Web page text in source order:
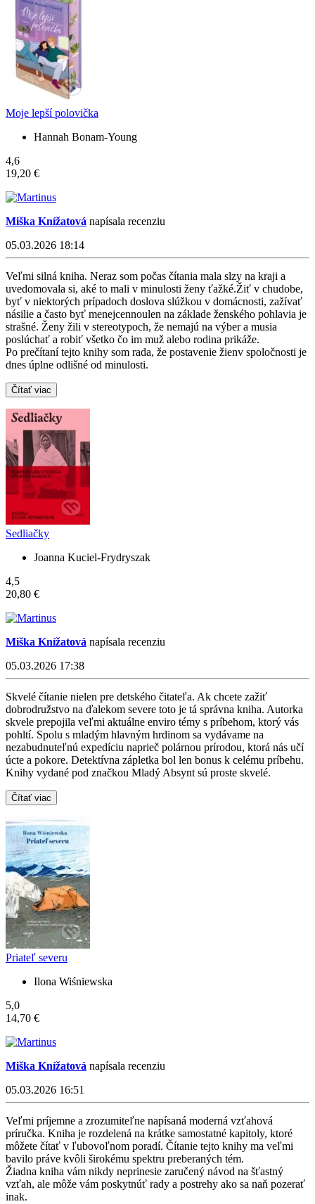
Moje lepší polovička
Hannah Bonam-Young
4,6
19,20 €
Miška Knížatová napísala recenziu
05.03.2026 18:14
Veľmi silná kniha. Neraz som počas čítania mala slzy na kraji a
uvedomovala si, aké to mali v minulosti ženy ťažké.Žiť v chudobe,
byť v niektorých prípadoch doslova slúžkou v domácnosti, zažívať
násilie a často byť menejcennoulen na základe ženského pohlavia je
strašné. Ženy žili v stereotypoch, že nemajú na výber a musia
poslúchať a robiť všetko čo im muž alebo rodina prikáže.
Po prečítaní tejto knihy som rada, že postavenie žienv spoločnosti je
dnes úplne odlišné od minulosti.
Čítať viac
Sedliačky
Joanna Kuciel-Frydryszak
4,5
20,80 €
Miška Knížatová napísala recenziu
05.03.2026 17:38
Skvelé čítanie nielen pre detského čitateľa. Ak chcete zažiť
dobrodružstvo na ďalekom severe toto je tá správna kniha. Autorka
skvele prepojila veľmi aktuálne enviro témy s príbehom, ktorý vás
pohltí. Spolu s mladým hlavným hrdinom sa vydávame na
nezabudnuteľnú expedíciu naprieč polárnou prírodou, ktorá nás učí
úcte a pokore. Detektívna zápletka bol len bonus k celému príbehu.
Knihy vydané pod značkou Mladý Absynt sú proste skvelé.
Čítať viac
Priateľ severu
Ilona Wiśniewska
5,0
14,70 €
Miška Knížatová napísala recenziu
05.03.2026 16:51
Veľmi príjemne a zrozumiteľne napísaná moderná vzťahová
príručka. Kniha je rozdelená na krátke samostatné kapitoly, ktoré
môžete čítať v ľubovoľnom poradí. Čítanie tejto knihy ma veľmi
bavilo práve kvôli širokému spektru preberaných tém.
Žiadna kniha vám nikdy neprinesie zaručený návod na šťastný
vzťah, ale môže vám poskytnúť rady a postrehy ako sa naň pozerať
inak.